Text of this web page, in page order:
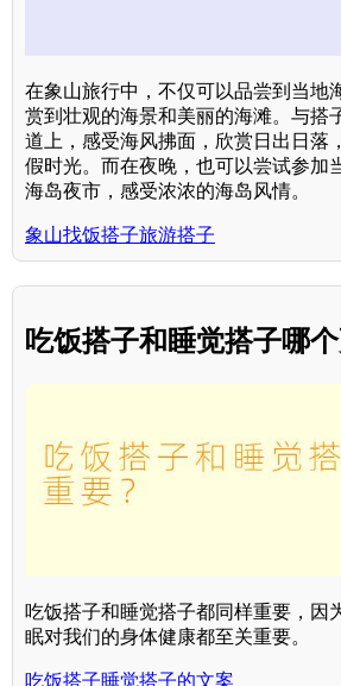
在象山旅行中，不仅可以品尝到当地
赏到壮观的海景和美丽的海滩。与搭
道上，感受海风拂面，欣赏日出日落
假时光。而在夜晚，也可以尝试参加
海岛夜市，感受浓浓的海岛风情。
象山找饭搭子旅游搭子
吃饭搭子和睡觉搭子哪
吃饭搭子和睡觉搭子都同样重要，因
眠对我们的身体健康都至关重要。
吃饭搭子睡觉搭子的文案